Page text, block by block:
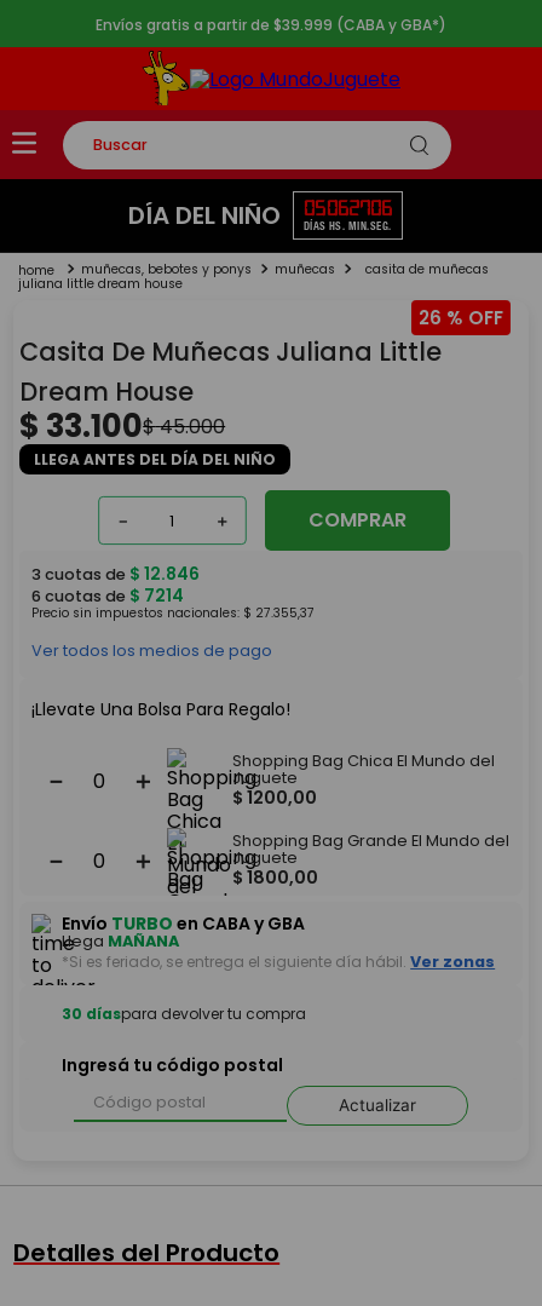
Envíos gratis a partir de $39.999 (CABA y GBA*)
Buscar
TÉRMINOS MÁS BUSCADOS
2.
lego
4.
monopatin
5. toy story
DÍA DEL NIÑO 05
DÍAS
06
HS.
27
MIN.
06
SEG.
muñecas, bebotes y ponys muñecas casita de muñecas
juliana little dream house
26 %
Casita De Muñecas Juliana Little
Dream House
$ 33.100$45.000
LLEGA ANTES DEL DÍA DEL NIÑO
＋
－ COMPRAR
3 cuotas de $ 12.846
6 cuotas de $ 7214
Precio sin impuestos nacionales: $ 27.355,37
Ver todos los medios de pago
¡Llevate Una Bolsa Para Regalo!
＋
－
Shopping Bag Chica El Mundo del
Juguete
$ 1200,00
＋
－
Shopping Bag Grande El Mundo del
Juguete
$ 1800,00
Envío TURBO en CABA y GBA
Llega MAÑANA
*Si es feriado, se entrega el siguiente día hábil. Ver zonas
30 díaspara devolver tu compra
Ingresá tu código postal
Actualizar
Detalles del Producto